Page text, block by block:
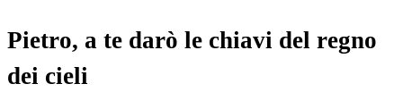
Pietro, a te darò le chiavi del regno
dei cieli